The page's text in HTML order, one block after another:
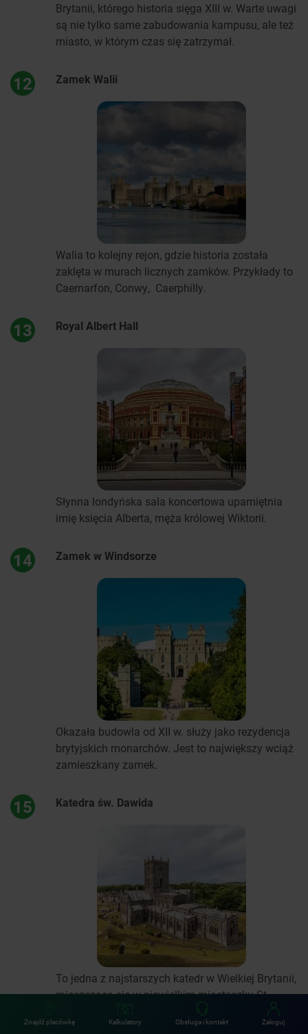
Brytanii, którego historia sięga XIII w. Warte uwagi
są nie tylko same zabudowania kampusu, ale też
miasto, w którym czas się zatrzymał.
12 Zamek Walii
Walia to kolejny rejon, gdzie historia została
zaklęta w murach licznych zamków. Przykłady to
Caernarfon, Conwy, Caerphilly.
13 Royal Albert Hall
Słynna londyńska sala koncertowa upamiętnia
imię księcia Alberta, męża królowej Wiktorii.
14 Zamek w Windsorze
Okazała budowla od XII w. służy jako rezydencja
brytyjskich monarchów. Jest to największy wciąż
zamieszkany zamek.
15 Katedra św. Dawida
To jedna z najstarszych katedr w Wielkiej Brytanii,
mieszcząca się w niewielkim miasteczku St.
David’s w Walii.
Znajdź placówkę Kalkulatory Obsługa i kontakt Zaloguj